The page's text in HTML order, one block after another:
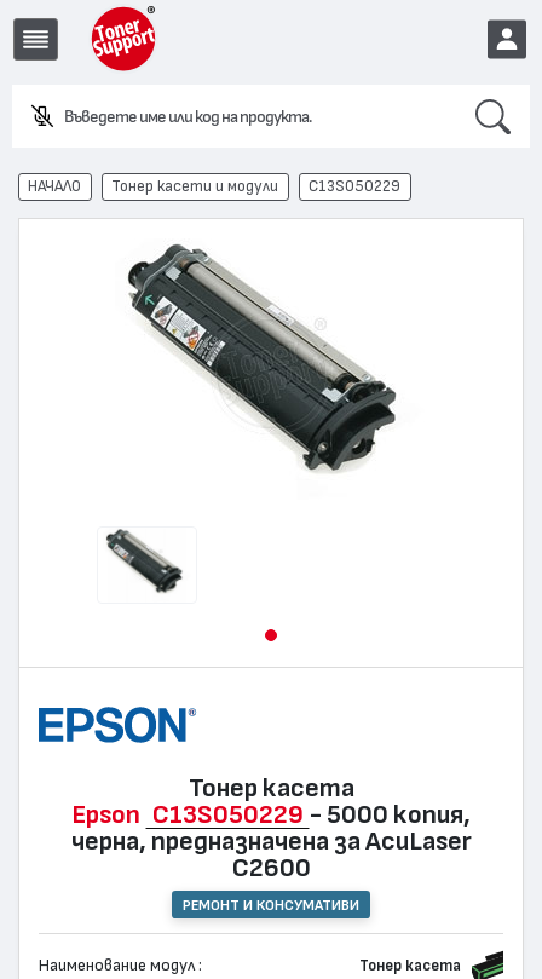
Въведете име или код на продукта.
EUR
НАЧАЛО Тонер касети и модули C13S050229
Тонер касета
Epson C13S050229 - 5000 копия,
черна, предназначена за AcuLaser
C2600
РЕМОНТ И КОНСУМАТИВИ
Наименование модул : Тонер касета